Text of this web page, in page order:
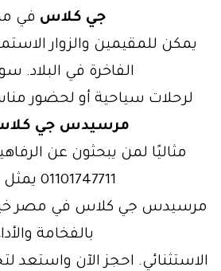
جي كلاس في
يمكن للمقيمين والزوار
الفاخرة في البلاد.
لرحلات سياحية أو لحضور
مرسيدس جي
مثاليًا لمن يبحثون عن
01101747711 يمثل تأجير
مرسيدس جي كلاس في مصر
بالفخامة
الاستثنائي. احجز الآن واستعد